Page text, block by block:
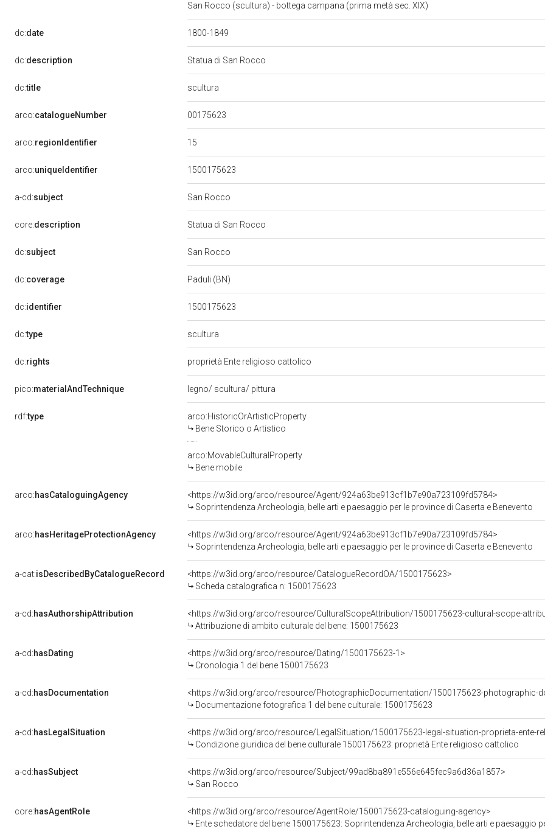
San Rocco (scultura) - bottega campana (prima metà sec. XIX)
dc:date 1800-1849
dc:description Statua di San Rocco
dc:title scultura
arco:catalogueNumber 00175623
arco:regionIdentifier 15
arco:uniqueIdentifier 1500175623
a-cd:subject San Rocco
core:description Statua di San Rocco
dc:subject San Rocco
dc:coverage Paduli (BN)
dc:identifier 1500175623
dc:type scultura
dc:rights proprietà Ente religioso cattolico
pico:materialAndTechnique legno/ scultura/ pittura
rdf:type
arco:HistoricOrArtisticProperty
Bene Storico o Artistico
arco:MovableCulturalProperty
Bene mobile
arco:hasCataloguingAgency
<https://w3id.org/arco/resource/Agent/924a63be913cf1b7e90a723109fd5784>
Soprintendenza Archeologia, belle arti e paesaggio per le province di Caserta e Benevento
arco:hasHeritageProtectionAgency
<https://w3id.org/arco/resource/Agent/924a63be913cf1b7e90a723109fd5784>
Soprintendenza Archeologia, belle arti e paesaggio per le province di Caserta e Benevento
a-cat:isDescribedByCatalogueRecord
<https://w3id.org/arco/resource/CatalogueRecordOA/1500175623>
Scheda catalografica n: 1500175623
a-cd:hasAuthorshipAttribution
<https://w3id.org/arco/resource/CulturalScopeAttribution/1500175623-cultural-scope-
Attribuzione di ambito culturale del bene: 1500175623
a-cd:hasDating
<https://w3id.org/arco/resource/Dating/1500175623-1>
Cronologia 1 del bene 1500175623
a-cd:hasDocumentation
<https://w3id.org/arco/resource/PhotographicDocumentation/1500175623-photographic-
Documentazione fotografica 1 del bene culturale: 1500175623
a-cd:hasLegalSituation
<https://w3id.org/arco/resource/LegalSituation/1500175623-legal-situation-proprieta-ente-
Condizione giuridica del bene culturale 1500175623: proprietà Ente religioso cattolico
a-cd:hasSubject
<https://w3id.org/arco/resource/Subject/99ad8ba891e556e645fec9a6d36a1857>
San Rocco
core:hasAgentRole
<https://w3id.org/arco/resource/AgentRole/1500175623-cataloguing-agency>
Ente schedatore del bene 1500175623: Soprintendenza Archeologia, belle arti e paesaggio